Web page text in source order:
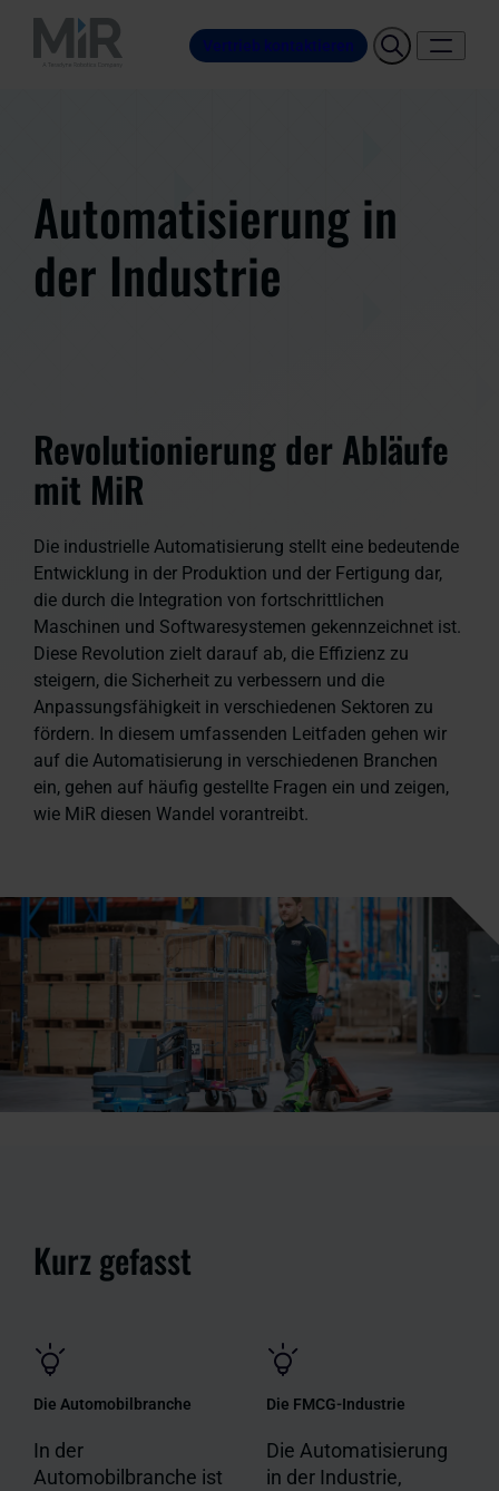
Vertrieb kontaktieren
Automatisierung in
der Industrie
Revolutionierung der Abläufe
mit MiR
Die industrielle Automatisierung stellt eine bedeutende
Entwicklung in der Produktion und der Fertigung dar,
die durch die Integration von fortschrittlichen
Maschinen und Softwaresystemen gekennzeichnet ist.
Diese Revolution zielt darauf ab, die Effizienz zu
steigern, die Sicherheit zu verbessern und die
Anpassungsfähigkeit in verschiedenen Sektoren zu
fördern. In diesem umfassenden Leitfaden gehen wir
auf die Automatisierung in verschiedenen Branchen
ein, gehen auf häufig gestellte Fragen ein und zeigen,
wie MiR diesen Wandel vorantreibt.
Kurz gefasst
Die Automobilbranche
In der
Automobilbranche ist
Die FMCG-Industrie
Die Automatisierung
in der Industrie,